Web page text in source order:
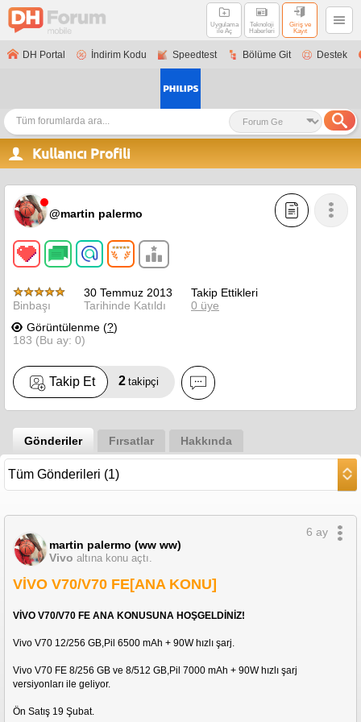
Uygulama
ile Aç
Teknoloji
Haberleri
Giriş ve
Kayıt
DH Portal İndirim Kodu Speedtest Bölüme Git Destek
Kullanıcı Profili
@martin palermo
Binbaşı
30 Temmuz 2013
Tarihinde Katıldı
Takip Ettikleri
0 üye
Görüntülenme (?)
183 (Bu ay: 0)
Takip Et 2 takipçi
Gönderiler Fırsatlar Hakkında
martin palermo (ww ww)
Vivo altına konu açtı.
6 ay
VİVO V70/V70 FE[ANA KONU]
VİVO V70/V70 FE ANA KONUSUNA HOŞGELDİNİZ!
Vivo V70 12/256 GB,Pil 6500 mAh + 90W hızlı şarj.
Vivo V70 FE 8/256 GB ve 8/512 GB,Pil 7000 mAh + 90W hızlı şarj
versiyonları ile geliyor.
Ön Satış 19 Şubat.